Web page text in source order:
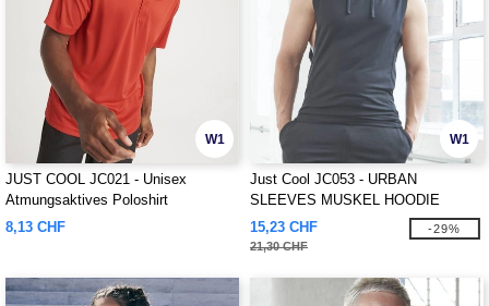
W1
JUST COOL JC021 - Unisex
Atmungsaktives Poloshirt
8,13 CHF
W1
Just Cool JC053 - URBAN
SLEEVES MUSKEL HOODIE
15,23 CHF
21,30 CHF
-29%